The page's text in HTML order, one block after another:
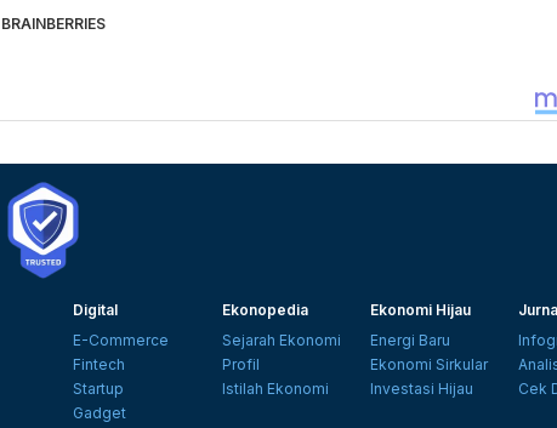
BRAINBERRIES
Digital
E-Commerce
Fintech
Startup
Gadget
Ekonopedia
Sejarah Ekonomi
Profil
Istilah Ekonomi
Ekonomi Hijau
Energi Baru
Ekonomi Sirkular
Investasi Hijau
Cek